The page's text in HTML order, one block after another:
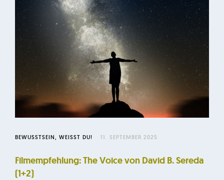
n
d
d
e
r
a
u
m
d
r
E
BEWUSSTSEIN WEISST DU! 11. SEPTEMBER 2025
Filmempfehlung: The Voice von David B. Sereda
(1+2)